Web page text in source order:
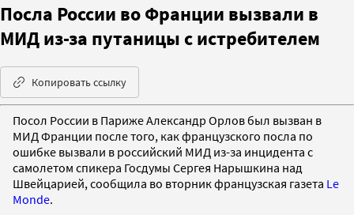
Посла России во Франции вызвали в
МИД из-за путаницы с истребителем
Копировать ссылку
Посол России в Париже Александр Орлов был вызван в
МИД Франции после того, как французского посла по
ошибке вызвали в российский МИД из-за инцидента с
самолетом спикера Госдумы Сергея Нарышкина над
Швейцарией, сообщила во вторник французская газета Le
Monde.